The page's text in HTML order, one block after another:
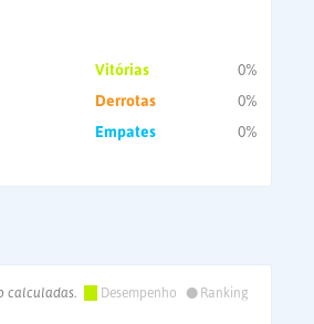
Vitórias
0%
Derrotas
0%
Empates
0%
calculadas. Desempenho •
Ranking